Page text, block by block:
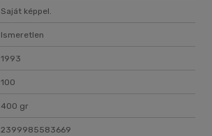
Saját képpel.
Ismeretlen
1993
100
400 gr
2399985583669